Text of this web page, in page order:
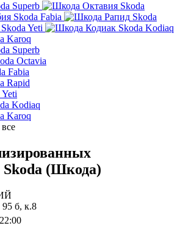
Superb
Skoda
Skoda Fabia
Skoda
Skoda Yeti
Skoda Kodiaq
Karoq
Superb
Octavia
Fabia
Rapid
Yeti
Kodiaq
Karoq
Skoda (Шкода)
б, к.8